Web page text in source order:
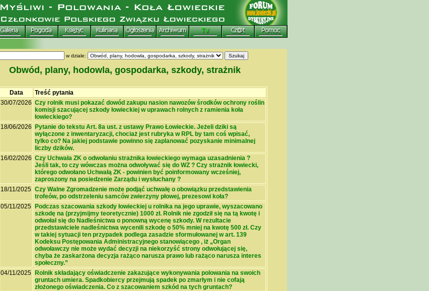
w dziale:
Obwód, plany, hodowla, gospodarka, szkody, strażnik
Data
Treść pytania
30/07/2026 Czy rolnik musi pokazać dowód zakupu nasion nawozów środków ochrony roślin
komisji szacującej szkody łowieckiej w uprawach rolnych z ramienia koła
łowieckiego?
18/06/2026
Pytanie do tekstu Art. 8a ust. z ustawy Prawo Łowieckie. Jeżeli dziki są
wyłączone z inwentaryzacji, chociaż jest rubryka w RPL by tam coś wpisać,
tylko co? Na jakiej podstawie powinno się zaplanować pozyskanie minimalnej
liczby dzików.
16/02/2026 Czy Uchwała ZK o odwołaniu strażnika łowieckiego wymaga uzasadnienia ?
Jeśli tak, to czy wówczas można odwoływać się do WZ ? Czy strażnik łowiecki,
którego odwołano Uchwałą ZK - powinien być poinformowany wcześniej,
zaproszony na posiedzenie Zarządu i wysłuchany ?
18/11/2025 Czy Walne Zgromadzenie może podjąć uchwałę o obowiązku przedstawienia
trofeów, po odstrzeleniu samców zwierzyny płowej, prezesowi koła?
05/11/2025
Podczas szacowania szkody łowieckiej u rolnika na jego uprawie, wyszacowano
szkodę na (przyjmijmy teoretycznie) 1000 zł. Rolnik nie zgodził się na tą kwotę i
odwołał się do Nadleśnictwa o ponowną wycenę szkody. W rezultacie
przedstawiciele nadleśnictwa wycenili szkodę o 50% mniej na kwotę 500 zł. Czy
w takiej sytuacji ten przypadek podlega zasadzie sformułowanej w art. 139
Kodeksu Postępowania Administracyjnego stanowiącego , iż „Organ
odwoławczy nie może wydać decyzji na niekorzyść strony odwołującej się,
chyba że zaskarżona decyzja rażąco narusza prawo lub rażąco narusza interes
społeczny.”
04/11/2025
Rolnik składający oświadczenie zakazujące wykonywania polowania na swoich
gruntach umiera. Spadkobiercy przejmują spadek po zmarłym i nie cofają
złożonego oświadczenia. Co z szacowaniem szkód na tych gruntach?